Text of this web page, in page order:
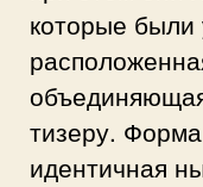
которые были
тизеру. Форма
идентичная